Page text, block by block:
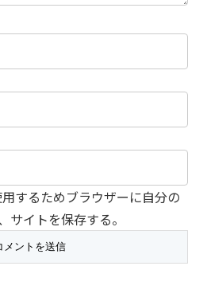
するためブラウザーに自分の
サイトを保存する。